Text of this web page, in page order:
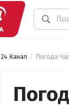
24 Канал Погода